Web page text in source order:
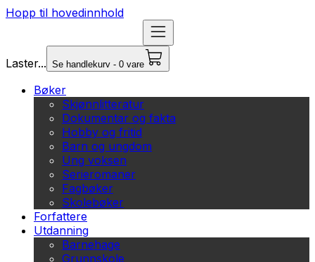
Hopp til hovedinnhold
Laster... Se handlekurv - 0 vare
Bøker
Skjønnlitteratur
Dokumentar og fakta
Hobby og fritid
Barn og ungdom
Ung voksen
Serieromaner
Fagbøker
Skolebøker
Forfattere
Utdanning
Barnehage
Grunnskole